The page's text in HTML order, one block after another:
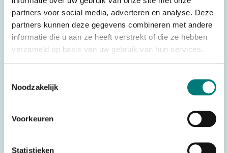
partners voor social media, adverteren en analyse. Deze
partners kunnen deze gegevens combineren met andere
informatie die u aan ze heeft verstrekt of die ze hebben
verzameld op basis van uw gebruik van hun services.
Noodzakelijk
Voorkeuren
Statistieken
Specifications
Weight 0,025 kg
Juuko®
Would you like to request a quote for this product? Then fill